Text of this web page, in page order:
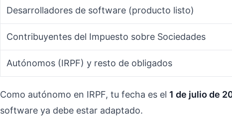
Desarrolladores de software (producto listo)
Contribuyentes del Impuesto sobre Sociedades
Autónomos (IRPF) y resto de obligados
Como autónomo en IRPF, tu fecha es el 1 de julio de
software ya debe estar adaptado.